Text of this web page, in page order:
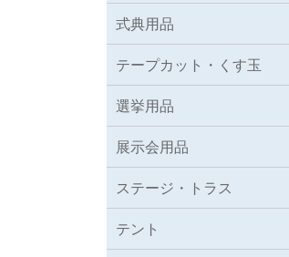
式典用品
テープカット・くす玉
選挙用品
展示会用品
ステージ・トラス
テント